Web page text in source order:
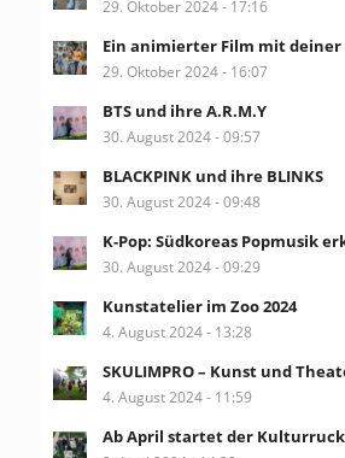
29. Oktober 2024 - 17:16
Ein animierter Film mit deiner
29. Oktober 2024 - 16:07
BTS und ihre A.R.M.Y
30. August 2024 - 09:57
BLACKPINK und ihre BLINKS
30. August 2024 - 09:48
K-Pop: Südkoreas Popmusik
30. August 2024 - 09:29
Kunstatelier im Zoo 2024
4. August 2024 - 13:28
SKULIMPRO – Kunst und
4. August 2024 - 11:59
Ab April startet der